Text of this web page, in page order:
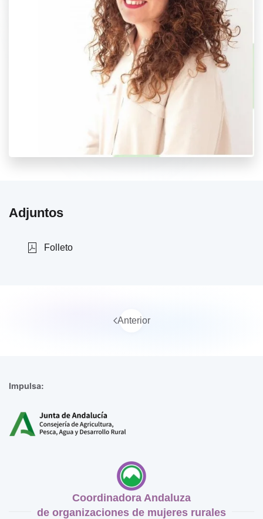
Adjuntos
Folleto
Anterior
Impulsa:
Coordinadora Andaluza
de organizaciones de mujeres rurales